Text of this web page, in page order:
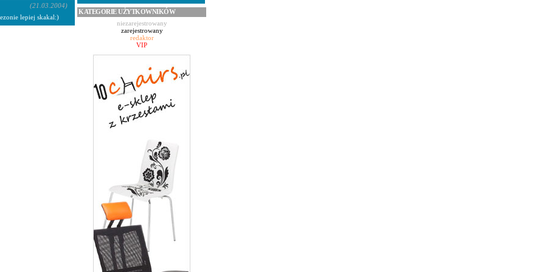
lepiej skakal:)
(21.03.2004)
KATEGORIE UŻYTKOWNIKÓW
niezarejestrowany
zarejestrowany
redaktor
VIP